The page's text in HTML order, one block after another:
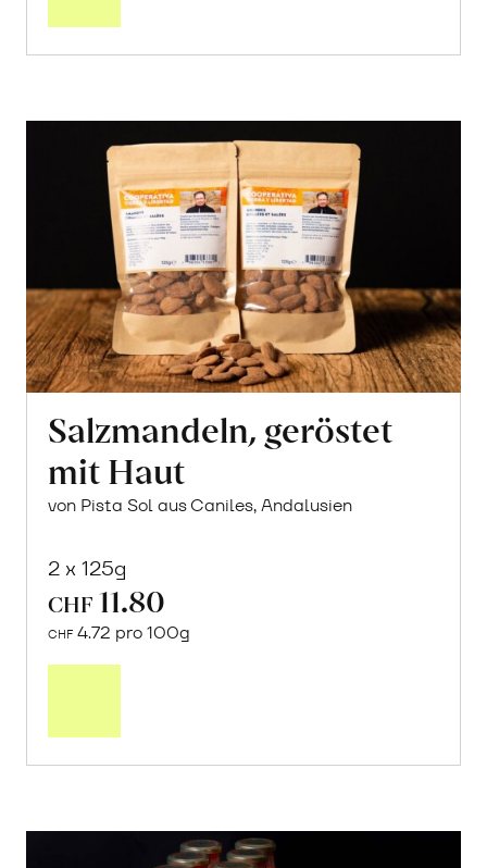
Salzmandeln, geröstet
mit Haut
von Pista Sol aus Caniles, Andalusien
2 x 125g
CHF 11.80
CHF 4.72 pro 100g